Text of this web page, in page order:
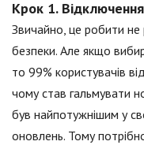
Крок 1.
Звичайно, це робити не
безпеки. Але якщо
то 99% користувачів
чому став гальмувати
був найпотужнішим у
оновлень. Тому